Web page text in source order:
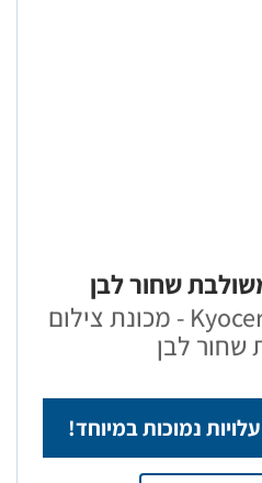
שחור לבן
Kyocera TASKalfa 8003i - מכונת צילום
שחור לבן
נמוכות במיוחד!